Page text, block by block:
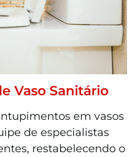
Vaso Sanitário
em vasos
de especialistas
restabelecendo o